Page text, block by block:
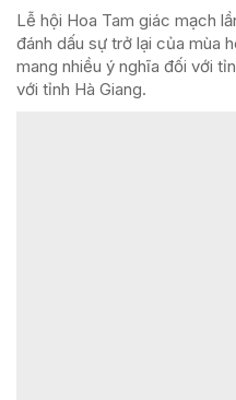
Lễ hội Hoa Tam giác mạch
đánh dấu sự trở lại của mùa
mang nhiều ý nghĩa đối với
với tỉnh Hà Giang.